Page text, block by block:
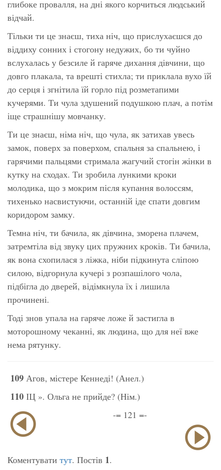
глибоке провалля, на дні якого корчиться людський
відчай.
Тільки ти це знаєш, тиха ніч, що прислухаєшся до
віддиху сонних і стогону недужих, бо ти чуйно
вслухалась у безсиле й гаряче дихання дівчини, що
довго плакала, та врешті стихла; ти приклала вухо їй
до серця і згнітила їй горло під розметапими
кучерями. Ти чула здушений подушкою плач, а потім
іще страшнішу мовчанку.
Ти це знаєш, німа ніч, що чула, як затихав увесь
замок, поверх за поверхом, спальня за спальнею, і
гарячими пальцями стримала жагучий стогін жінки в
кутку на сходах. Ти зробила лункими кроки
молодика, що з мокрим після купання волоссям,
тихенько насвистуючи, останній іде спати довгим
коридором замку.
Темна ніч, ти бачила, як дівчина, зморена плачем,
затремтіла від звуку цих пружних кроків. Ти бачила,
як вона схопилася з ліжка, ніби підкинута сліпою
силою, відгорнула кучері з розпашілого чола,
підбігла до дверей, відімкнула їх і лишила
прочинені.
Тоді знов упала на гаряче ложе й застигла в
моторошному чеканні, як людина, що для неї вже
нема рятунку.
109 Агов, містере Кеннеді! (Анел.)
110 ІЦ ». Ольга не прийде? (Нім.)
-= 121 =-
Коментувати тут. Постів 1.